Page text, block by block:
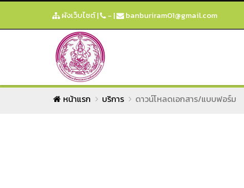
ผังเว็บไซต์| - | banburiram01@gmail.com
หน้าแรก บริการ ดาวน์โหลดเอกสาร/แบบฟอร์ม